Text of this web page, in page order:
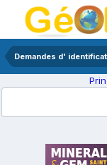
Demandes d'